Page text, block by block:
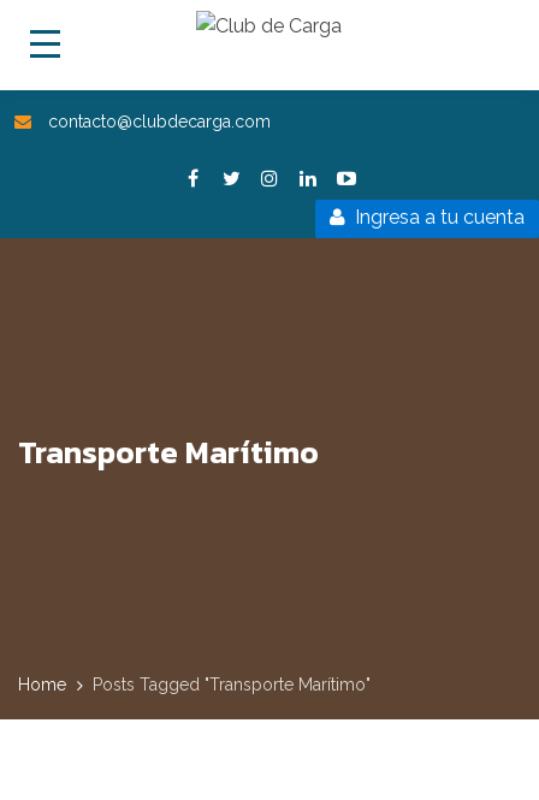
contacto@clubdecarga.com
Ingresa a tu cuenta
Transporte Marítimo
Home Posts Tagged "Transporte Marítimo"